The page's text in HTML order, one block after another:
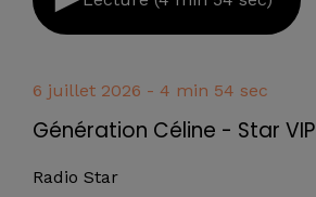
6 juillet 2026 - 4 min 54 sec
Génération Céline - Star VIP
Radio Star